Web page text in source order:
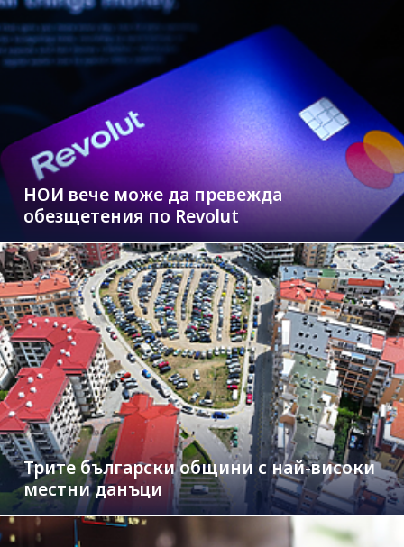
НОИ вече може да превежда
обезщетения по Revolut
Трите български общини с най-високи
местни данъци